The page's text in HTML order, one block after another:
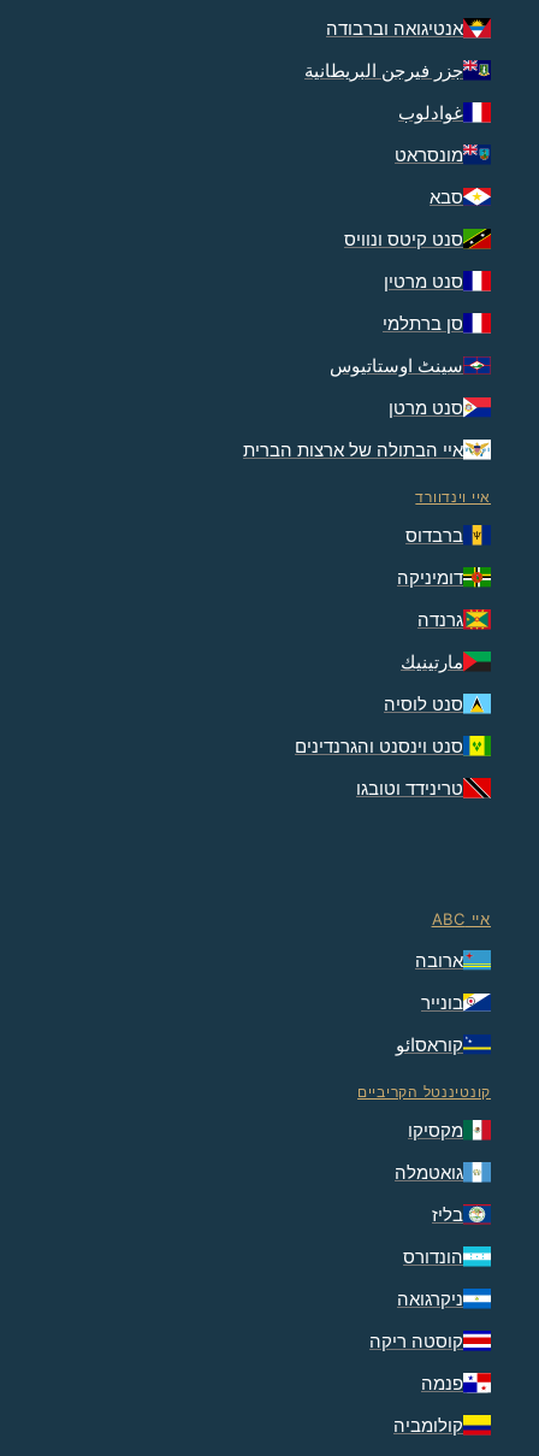
אנטיגואה וברבודה
جزر فيرجن البريطانية
غوادلوب
מונסראט
סבא
סנט קיטס ונוויס
סנט מרטין
סן ברתלמי
سینٹ اوستاتیوس
סנט מרטן
איי הבתולה של ארצות הברית
איי וינדוורד
ברבדוס
דומיניקה
גרנדה
مارتينيك
סנט לוסיה
סנט וינסנט והגרנדינים
טרינידד וטובגו
איי ABC
ארובה
בונייר
קוראסائو
קונטיננטל הקריביים
מקסיקו
גואטמלה
בליז
הונדורס
ניקרגואה
קוסטה ריקה
פנמה
קולומביה